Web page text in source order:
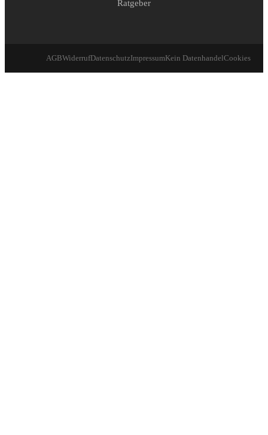
Ratgeber
AGBWiderrufDatenschutzImpressumKein DatenhandelCookies